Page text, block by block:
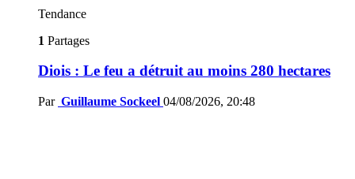
Tendance
1 Partages
Diois : Le feu a détruit au moins 280 hectares
Par Guillaume Sockeel 04/08/2026, 20:48